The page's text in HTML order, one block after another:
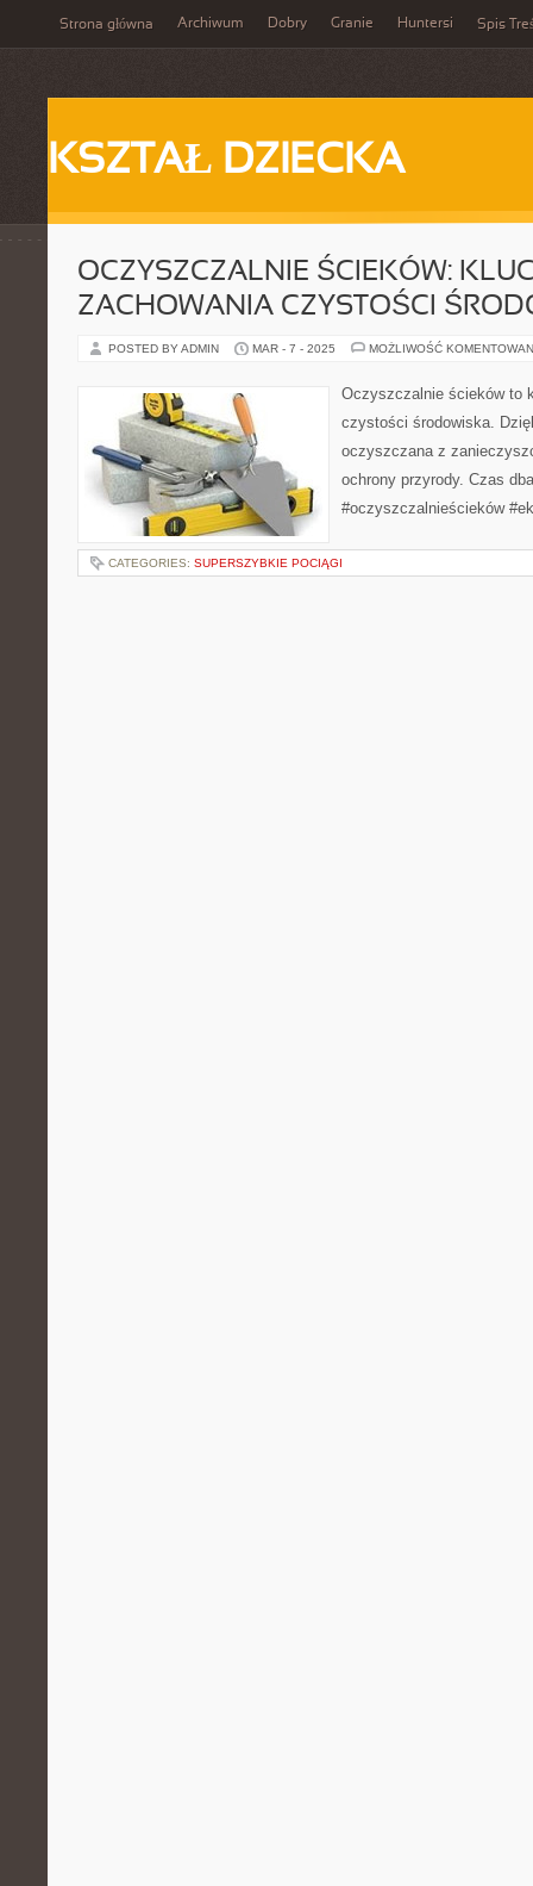
Strona główna Archiwum Dobry Granie Huntersi Spis
KSZTAŁ DZIECKA
OCZYSZCZALNIE ŚCIEKÓW:
ZACHOWANIA CZYSTOŚCI
POSTED BY ADMIN MAR - 7 - 2025 MOŻLIWOŚĆ
Oczyszczalnie ścieków to
czystości środowiska.
oczyszczana z
ochrony przyrody. Czas
#oczyszczalnieścieków
CATEGORIES: SUPERSZYBKIE POCIĄGI